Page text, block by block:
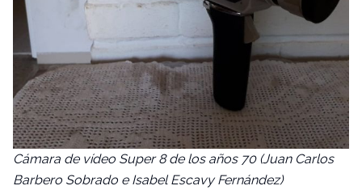
Cámara de vídeo Super 8 de los años 70 (Juan Carlos
Barbero Sobrado e Isabel Escavy Fernández)